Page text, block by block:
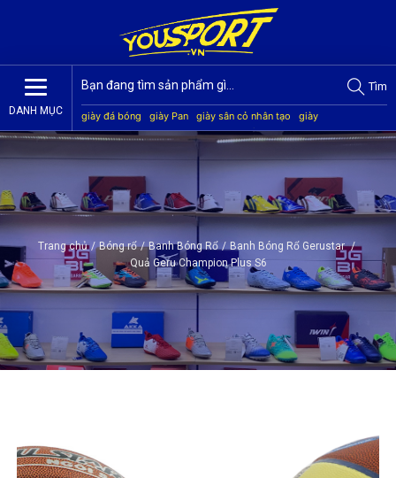
DANH MỤC
Tìm
giày đá bóng giày Pan giày sân cỏ nhân tạo
giày
Jogarbola
giày Mitre giày Akka quần áo bóng đá
giày
Trang chủ / Bóng rổ / Banh Bóng Rổ / Banh Bóng Rổ Gerustar /
Quả Geru Champion Plus S6